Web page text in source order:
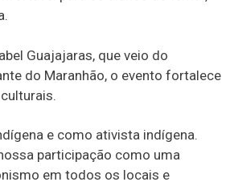
Guajajaras, que veio do
do Maranhão, o evento fortalece
e como ativista indígena.
participação como uma
em todos os locais e